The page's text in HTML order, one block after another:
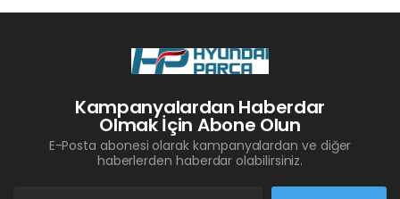
Kampanyalardan Haberdar
Olmak İçin Abone Olun
E-Posta abonesi olarak kampanyalardan ve diğer
haberlerden haberdar olabilirsiniz.